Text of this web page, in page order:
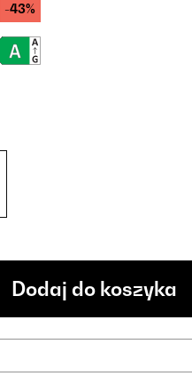
-43%
Dodaj do koszyka